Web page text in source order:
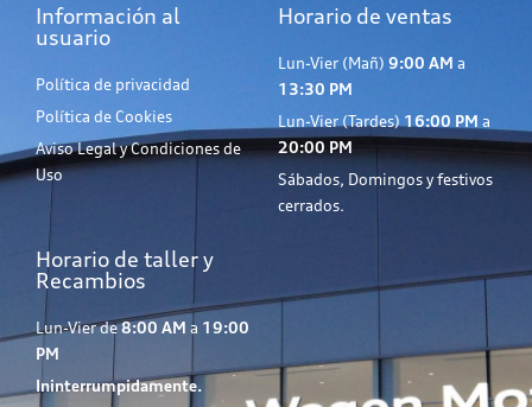
Información al
usuario
Política de privacidad
Política de Cookies
Aviso Legal y Condiciones de
Uso
Horario de ventas
Lun-Vier (Mañ) 9:00 AM a
13:30 PM
Lun-Vier (Tardes) 16:00 PM a
20:00 PM
Sábados, Domingos y festivos
cerrados.
Horario de taller y
Recambios
Lun-Vier de8:00 AM a 19:00
PM
Ininterrumpidamente.